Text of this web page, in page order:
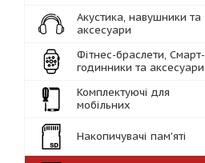
Акустика, навушники та
аксесуари
Фітнес-браслети, Смарт-
годинники та аксесуари
Комплектуючі для
мобільних
Накопичувачі пам'яті